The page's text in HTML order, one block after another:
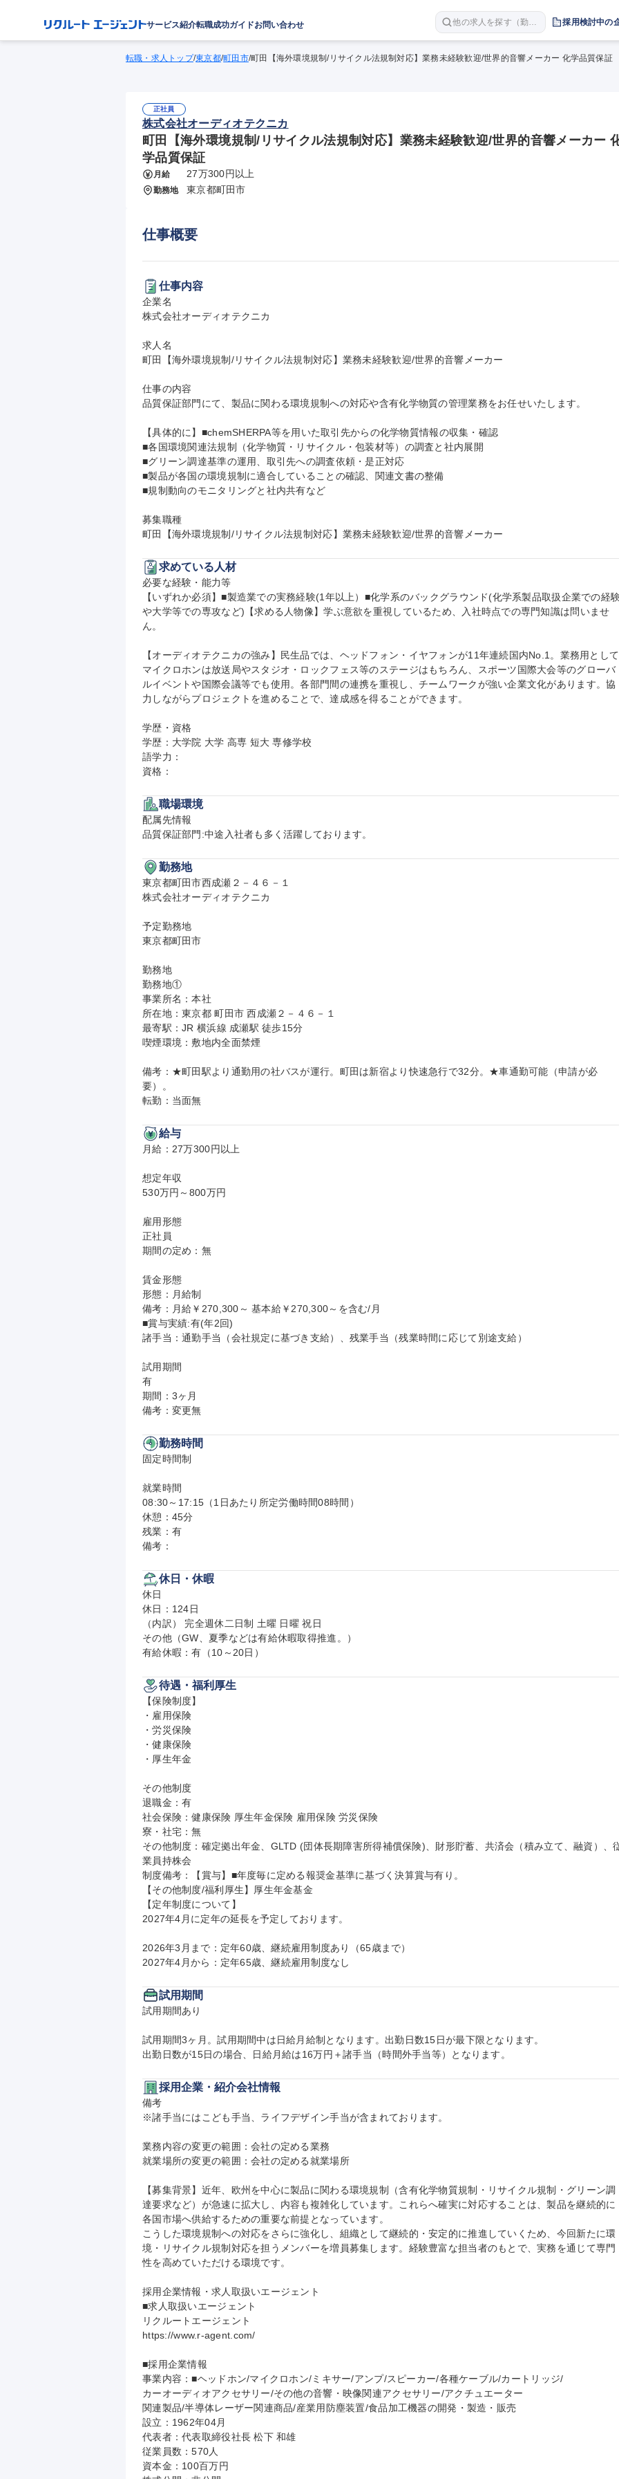
サービス紹介転職成功ガイドお問い合わせ
他の求人を探す（勤務
地 職種 年収など）
採用検討中の
転職・求人トップ/東京都/町田市/町田【海外環境規制/リサイクル法規制対応】業務未経験歓迎/世界的音響メーカー 化学品質保証
正社員
株式会社オーディオテクニカ
町田【海外環境規制/リサイクル法規制対応】業務未経験歓迎/世界的音響メーカー
学品質保証
月給 27万300円以上
勤務地 東京都町田市
仕事概要
仕事内容
企業名
株式会社オーディオテクニカ
求人名
町田【海外環境規制/リサイクル法規制対応】業務未経験歓迎/世界的音響メーカー
仕事の内容
品質保証部門にて、製品に関わる環境規制への対応や含有化学物質の管理業務をお任せいたします。
【具体的に】■chemSHERPA等を用いた取引先からの化学物質情報の収集・確認
■各国環境関連法規制（化学物質・リサイクル・包装材等）の調査と社内展開
■グリーン調達基準の運用、取引先への調査依頼・是正対応
■製品が各国の環境規制に適合していることの確認、関連文書の整備
■規制動向のモニタリングと社内共有など
募集職種
町田【海外環境規制/リサイクル法規制対応】業務未経験歓迎/世界的音響メーカー
求めている人材
必要な経験・能力等
【いずれか必須】■製造業での実務経験(1年以上）■化学系のバックグラウンド(化学系製品取扱企業での経
や大学等での専攻など)【求める人物像】学ぶ意欲を重視しているため、入社時点での専門知識は問いませ
ん。
【オーディオテクニカの強み】民生品では、ヘッドフォン・イヤフォンが11年連続国内No.1。業務用として
マイクロホンは放送局やスタジオ・ロックフェス等のステージはもちろん、スポーツ国際大会等のグローバ
ルイベントや国際会議等でも使用。各部門間の連携を重視し、チームワークが強い企業文化があります。協
力しながらプロジェクトを進めることで、達成感を得ることができます。
学歴・資格
学歴：大学院 大学 高専 短大 専修学校
語学力：
資格：
職場環境
配属先情報
品質保証部門:中途入社者も多く活躍しております。
勤務地
東京都町田市西成瀬２－４６－１
株式会社オーディオテクニカ
予定勤務地
東京都町田市
勤務地
勤務地①
事業所名：本社
所在地：東京都 町田市 西成瀬２－４６－１
最寄駅：JR 横浜線 成瀬駅 徒歩15分
喫煙環境：敷地内全面禁煙
備考：★町田駅より通勤用の社バスが運行。町田は新宿より快速急行で32分。★車通勤可能（申請が必
要）。
転勤：当面無
給与
月給：27万300円以上
想定年収
530万円～800万円
雇用形態
正社員
期間の定め：無
賃金形態
形態：月給制
備考：月給￥270,300～ 基本給￥270,300～を含む/月
■賞与実績:有(年2回)
諸手当：通勤手当（会社規定に基づき支給）、残業手当（残業時間に応じて別途支給）
試用期間
有
期間：3ヶ月
備考：変更無
勤務時間
固定時間制
就業時間
08:30～17:15（1日あたり所定労働時間08時間）
休憩：45分
残業：有
備考：
休日・休暇
休日
休日：124日
（内訳） 完全週休二日制 土曜 日曜 祝日
その他（GW、夏季などは有給休暇取得推進。）
有給休暇：有（10～20日）
待遇・福利厚生
【保険制度】
・雇用保険
・労災保険
・健康保険
・厚生年金
その他制度
退職金：有
社会保険：健康保険 厚生年金保険 雇用保険 労災保険
寮・社宅：無
その他制度：確定拠出年金、GLTD (団体長期障害所得補償保険)、財形貯蓄、共済会（積み立て、融資）、
業員持株会
制度備考：【賞与】■年度毎に定める報奨金基準に基づく決算賞与有り。
【その他制度/福利厚生】厚生年金基金
【定年制度について】
2027年4月に定年の延長を予定しております。
2026年3月まで：定年60歳、継続雇用制度あり（65歳まで）
2027年4月から：定年65歳、継続雇用制度なし
試用期間
試用期間あり
試用期間3ヶ月。試用期間中は日給月給制となります。出勤日数15日が最下限となります。
出勤日数が15日の場合、日給月給は16万円＋諸手当（時間外手当等）となります。
採用企業・紹介会社情報
備考
※諸手当にはこども手当、ライフデザイン手当が含まれております。
業務内容の変更の範囲：会社の定める業務
就業場所の変更の範囲：会社の定める就業場所
【募集背景】近年、欧州を中心に製品に関わる環境規制（含有化学物質規制・リサイクル規制・グリーン調
達要求など）が急速に拡大し、内容も複雑化しています。これらへ確実に対応することは、製品を継続的に
各国市場へ供給するための重要な前提となっています。
こうした環境規制への対応をさらに強化し、組織として継続的・安定的に推進していくため、今回新たに環
境・リサイクル規制対応を担うメンバーを増員募集します。経験豊富な担当者のもとで、実務を通じて専門
性を高めていただける環境です。
採用企業情報・求人取扱いエージェント
■求人取扱いエージェント
リクルートエージェント
https://www.r-agent.com/
■採用企業情報
事業内容：■ヘッドホン/マイクロホン/ミキサー/アンプ/スピーカー/各種ケーブル/カートリッジ/
カーオーディオアクセサリー/その他の音響・映像関連アクセサリー/アクチュエーター
関連製品/半導体レーザー関連商品/産業用防塵装置/食品加工機器の開発・製造・販売
設立：1962年04月
代表者：代表取締役社長 松下 和雄
従業員数：570人
資本金：100百万円